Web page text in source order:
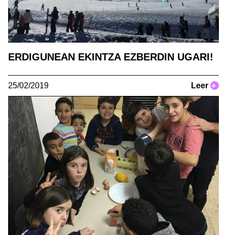
ERDIGUNEAN EKINTZA EZBERDIN UGARI!
25/02/2019 Leer +